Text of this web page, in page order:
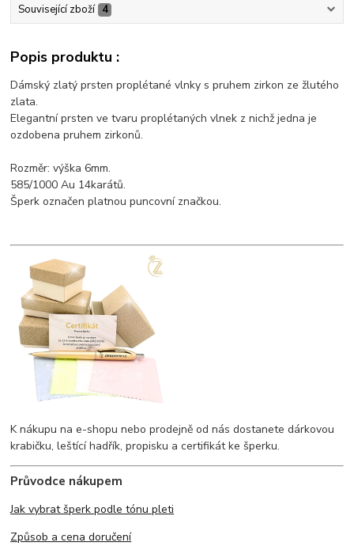
Související zboží 4
Popis produktu :
Dámský zlatý prsten proplétané vlnky s pruhem zirkon ze žlutého
zlata.
Elegantní prsten ve tvaru proplétaných vlnek z nichž jedna je
ozdobena pruhem zirkonů.
Rozměr: výška 6mm.
585/1000 Au 14karátů.
Šperk označen platnou puncovní značkou.
K nákupu na e-shopu nebo prodejně od nás dostanete dárkovou
krabičku, leštící hadřík, propisku a certifikát ke šperku.
Průvodce nákupem
Jak vybrat šperk podle tónu pleti
Způsob a cena doručení